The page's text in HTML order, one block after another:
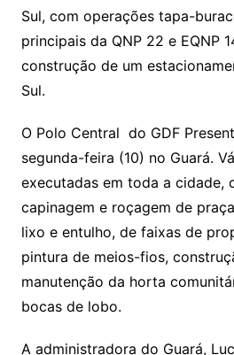
Sul, com operações tapa-
principais da QNP 22 e EQNP
construção de um
Sul.
O Polo Central do GDF
segunda-feira (10) no Guará.
executadas em toda a cidade,
capinagem e roçagem de
lixo e entulho, de faixas de
pintura de meios-fios,
manutenção da horta
bocas de lobo.
A administradora do Guará,